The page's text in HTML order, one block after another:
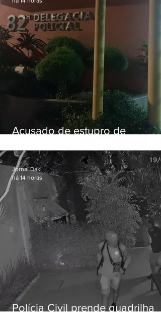
Acusado de estupro de
Polícia Civil prende quadrilha
Jornal Daki
há 14 horas